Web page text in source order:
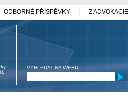
ODBORNÉ PŘÍSPĚVKY Z ADVOKACIE
VYHLEDAT NA WEBU